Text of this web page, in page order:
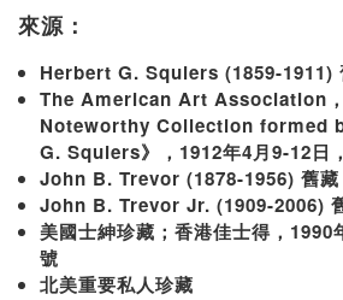
來源：
Herbert G. Squiers (1859-1911)
The American Art Association
Noteworthy Collection formed
G. Squiers》，1912年4月9-12日
John B. Trevor (1878-1956) 舊藏
John B. Trevor Jr. (1909-2006)
美國士紳珍藏；香港佳士得，1990
號
北美重要私人珍藏